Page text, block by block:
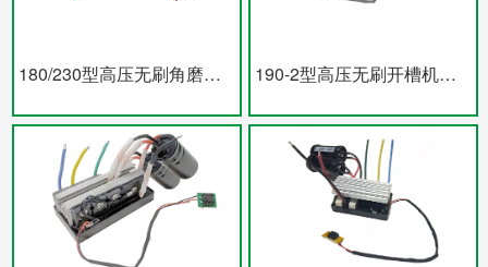
180/230型高压无刷角磨电机及控制器 190-2型高压无刷开槽机电机及控制器